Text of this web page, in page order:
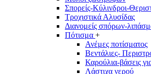
Σπορείς-Κύλινδροι-
Τροχιστικά Αλυσίδας
Διανομείς σπόρων-
Πότισμα +
Ανέμες ποτίσματος
Βεντάλιες-
Καρούλια-βάσεις
Λάστιχα νερού